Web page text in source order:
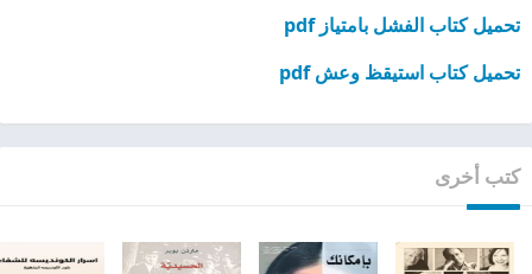
تحميل كتاب الفشل بامتياز pdf
تحميل كتاب استيقظ وعش pdf
كتب أخرى